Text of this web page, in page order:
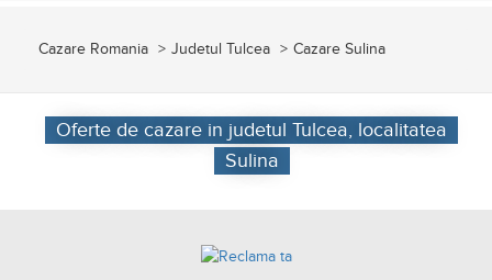
Cazare Romania Judetul Tulcea Cazare Sulina
Oferte de cazare in judetul Tulcea, localitatea
Sulina